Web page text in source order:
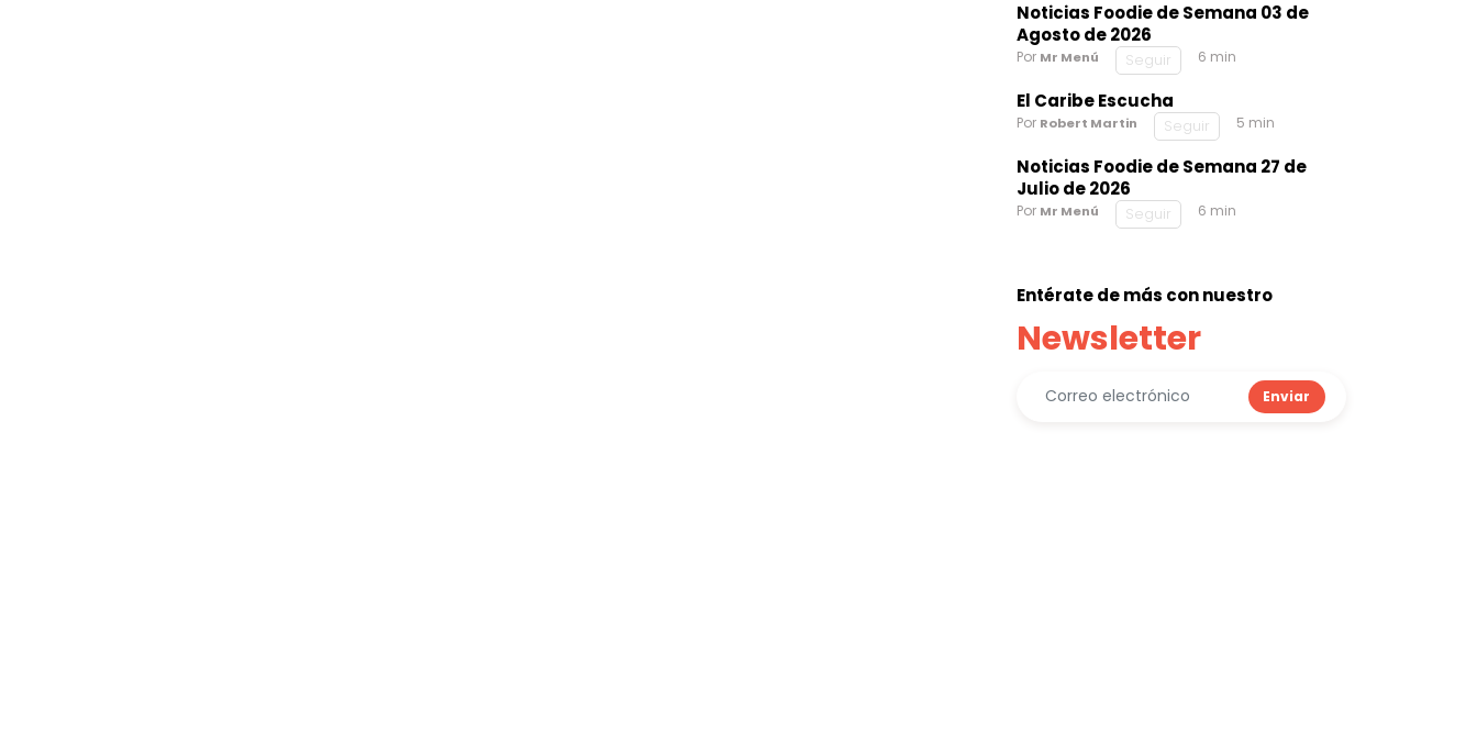
Noticias Foodie de Semana 03 de
Agosto de 2026
Por Mr Menú Seguir 6 min
El Caribe Escucha
Por Robert Martin Seguir 5 min
Noticias Foodie de Semana 27 de
Julio de 2026
Por Mr Menú Seguir 6 min
Entérate de más con nuestro
Newsletter
Enviar